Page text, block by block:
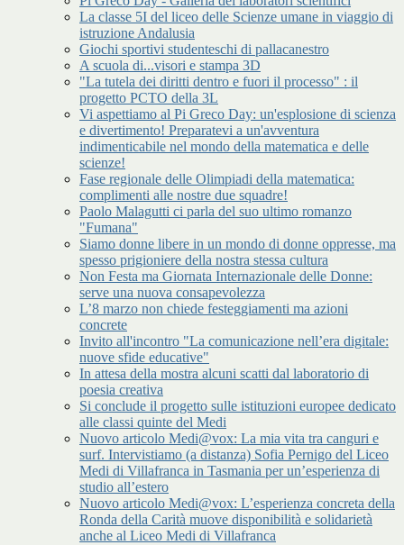
La classe 5I del liceo delle Scienze umane in viaggio di
istruzione Andalusia
Giochi sportivi studenteschi di pallacanestro
A scuola di...visori e stampa 3D
"La tutela dei diritti dentro e fuori il processo" : il
progetto PCTO della 3L
Vi aspettiamo al Pi Greco Day: un'esplosione di scienza
e divertimento! Preparatevi a un'avventura
indimenticabile nel mondo della matematica e delle
scienze!
Fase regionale delle Olimpiadi della matematica:
complimenti alle nostre due squadre!
Paolo Malagutti ci parla del suo ultimo romanzo
"Fumana"
Siamo donne libere in un mondo di donne oppresse, ma
spesso prigioniere della nostra stessa cultura
Non Festa ma Giornata Internazionale delle Donne:
serve una nuova consapevolezza
L’8 marzo non chiede festeggiamenti ma azioni
concrete
Invito all'incontro "La comunicazione nell’era digitale:
nuove sfide educative"
In attesa della mostra alcuni scatti dal laboratorio di
poesia creativa
Si conclude il progetto sulle istituzioni europee dedicato
alle classi quinte del Medi
Nuovo articolo Medi@vox: La mia vita tra canguri e
surf. Intervistiamo (a distanza) Sofia Pernigo del Liceo
Medi di Villafranca in Tasmania per un’esperienza di
studio all’estero
Nuovo articolo Medi@vox: L’esperienza concreta della
Ronda della Carità muove disponibilità e solidarietà
anche al Liceo Medi di Villafranca